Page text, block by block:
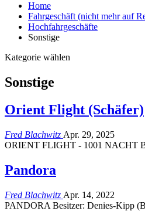
Home
Fahrgeschäft (nicht mehr auf
Hochfahrgeschäfte
Sonstige
Kategorie wählen
Sonstige
Orient Flight (Schäfer)
Fred Blachwitz Apr. 29, 2025
ORIENT FLIGHT - 1001 NACHT
Pandora
Fred Blachwitz Apr. 14, 2022
PANDORA Besitzer: Denies-Kipp